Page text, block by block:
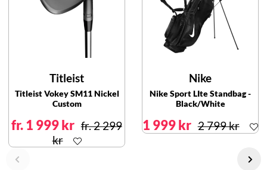
Titleist
Titleist Vokey SM11 Nickel
Custom
fr. 1 999 kr fr. 2 299
kr
Nike
Nike Sport LIte Standbag -
Black/White
1 999 kr 2 799 kr